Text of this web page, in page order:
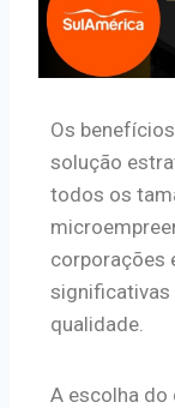
Os
solução
todos os
corporações
significativas
qualidade.
A escolha do